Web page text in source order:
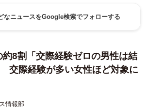
なニュースをGoogle検索でフォローする
8割「交際経験ゼロの男性は結
交際経験が多い女性ほど対象に
情報部